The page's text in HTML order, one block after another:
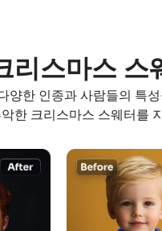
리스마스 스
한 인종과 사람들의 특
한 크리스마스 스웨터를